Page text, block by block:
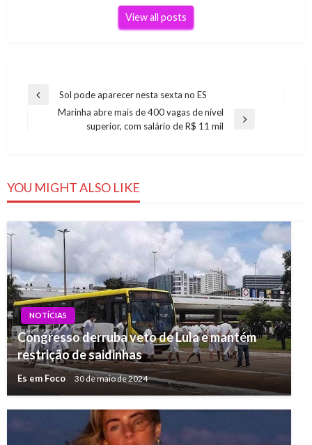
View all posts
Navegação
Previous
Sol pode aparecer nesta sexta no ES
Marinha abre mais de 400 vagas de nível
superior, com salário de R$ 11 mil
YOU MIGHT ALSO LIKE
NOTÍCIAS
Congresso derruba veto de Lula e mantém
restrição de saidinhas
Es em Foco 30 de maio de 2024